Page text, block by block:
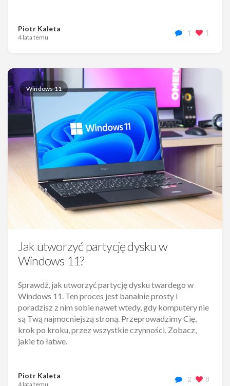
Piotr Kaleta
4 lata temu
1 1
Windows 11
Jak utworzyć partycję dysku w
Windows 11?
Sprawdź, jak utworzyć partycję dysku twardego w
Windows 11. Ten proces jest banalnie prosty i
poradzisz z nim sobie nawet wtedy, gdy komputery nie
są Twą najmocniejszą stroną. Przeprowadzimy Cię,
krok po kroku, przez wszystkie czynności. Zobacz,
jakie to łatwe.
Piotr Kaleta
4 lata temu
2 8